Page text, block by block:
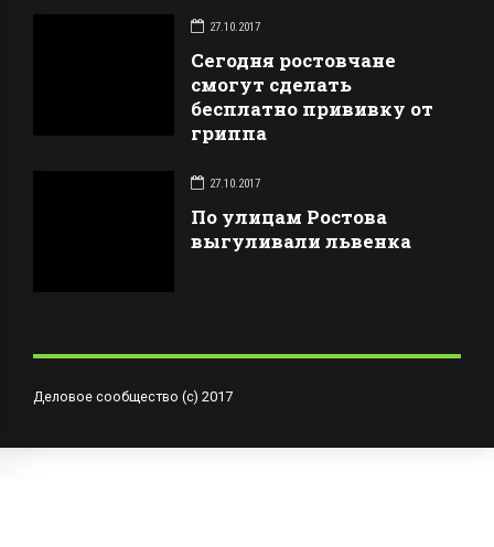
27.10.2017
Сегодня ростовчане
смогут сделать
бесплатно прививку от
гриппа
27.10.2017
По улицам Ростова
выгуливали львенка
Деловое сообщество (с) 2017